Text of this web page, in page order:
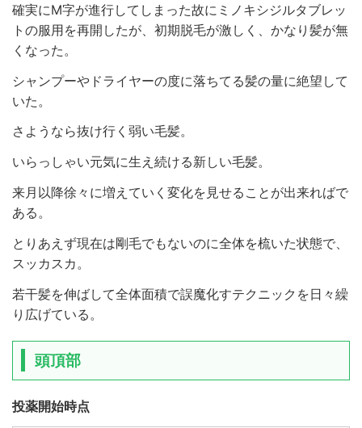
確実にM字が進行してしまった故にミノキシジルタブレッ
トの服用を再開したが、初期脱毛が激しく、かなり髪が無
くなった。
シャンプーやドライヤーの度に落ちてる髪の量に絶望して
いた。
さようなら抜け行く弱い毛髪。
いらっしゃい元気に生え続ける新しい毛髪。
来月以降徐々に増えていく変化を見せることが出来ればで
ある。
とりあえず現在は剛毛でもないのに全体を梳いた状態で、
スッカスカ。
若干髪を伸ばして全体面積で誤魔化すテクニックを日々繰
り広げている。
頭頂部
投薬開始時点